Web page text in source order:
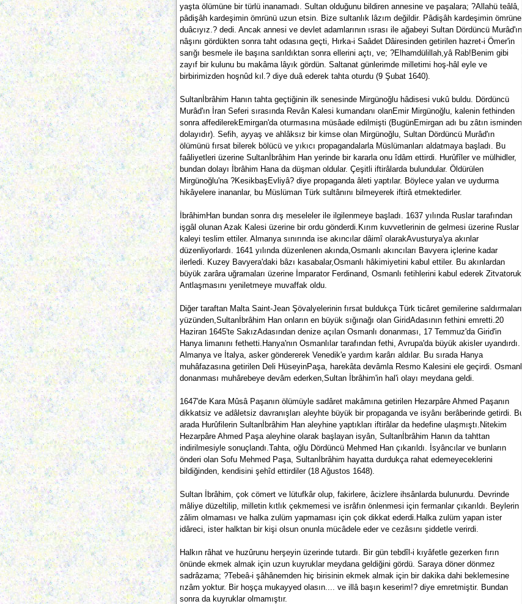
yaşta ölümüne bir türlü inanamadı. Sultan olduğunu bildiren annesine ve paşalara; ?Allahü teâlâ,
pâdişâh kardeşimin ömrünü uzun etsin. Bize sultanlık lâzım değildir. Pâdişâh kardeşimin ömrüne
duâcıyız.? dedi. Ancak annesi ve devlet adamlarının ısrası ile ağabeyi Sultan Dördüncü Murâd'ın
nâşını gördükten sonra taht odasına geçti, Hırka-i Saâdet Dâiresinden getirilen hazret-i Ömer'in
sarığı besmele ile başına sarıldıktan sonra ellerini açtı, ve; ?Elhamdülillah,yâ Rab!Benim gibi
zayıf bir kulunu bu makâma lâyık gördün. Saltanat günlerimde milletimi hoş-hâl eyle ve
birbirimizden hoşnûd kıl.? diye duâ ederek tahta oturdu (9 Şubat 1640).
Sultanİbrâhim Hanın tahta geçtiğinin ilk senesinde Mirgünoğlu hâdisesi vukû buldu. Dördüncü
Murâd'ın İran Seferi sırasında Revân Kalesi kumandanı olanEmir Mirgünoğlu, kalenin fethinden
sonra affedilerekEmirgan'da oturmasına müsâade edilmişti (BugünEmirgan adı bu zâtın isminden
dolayıdır). Sefih, ayyaş ve ahlâksız bir kimse olan Mirgünoğlu, Sultan Dördüncü Murâd'ın
ölümünü fırsat bilerek bölücü ve yıkıcı propagandalarla Müslümanları aldatmaya başladı. Bu
faâliyetleri üzerine Sultanİbrâhim Han yerinde bir kararla onu îdâm ettirdi. Hurûfîler ve mülhidler,
bundan dolayı İbrâhim Hana da düşman oldular. Çeşitli iftirâlarda bulundular. Öldürülen
Mirgünoğlu'na ?KesikbaşEvliyâ? diye propaganda âleti yaptılar. Böylece yalan ve uydurma
hikâyelere inananlar, bu Müslüman Türk sultânını bilmeyerek iftirâ etmektedirler.
İbrâhimHan bundan sonra dış meseleler ile ilgilenmeye başladı. 1637 yılında Ruslar tarafından
işgâl olunan Azak Kalesi üzerine bir ordu gönderdi.Kırım kuvvetlerinin de gelmesi üzerine Ruslar
kaleyi teslim ettiler. Almanya sınırında ise akıncılar dâimî olarakAvusturya'ya akınlar
düzenliyorlardı. 1641 yılında düzenlenen akında,Osmanlı akıncıları Bavyera içlerine kadar
ilerledi. Kuzey Bavyera'daki bâzı kasabalar,Osmanlı hâkimiyetini kabul ettiler. Bu akınlardan
büyük zarâra uğramaları üzerine İmparator Ferdinand, Osmanlı fetihlerini kabul ederek Zitvatoruk
Antlaşmasını yeniletmeye muvaffak oldu.
Diğer taraftan Malta Saint-Jean Şövalyelerinin fırsat buldukça Türk ticâret gemilerine saldırmaları
yüzünden,Sultanİbrâhim Han onların en büyük sığınağı olan GiridAdasının fethini emretti.20
Haziran 1645'te SakızAdasından denize açılan Osmanlı donanması, 17 Temmuz'da Girid'in
Hanya limanını fethetti.Hanya'nın Osmanlılar tarafından fethi, Avrupa'da büyük akisler uyandırdı.
Almanya ve İtalya, asker göndererek Venedik'e yardım karârı aldılar. Bu sırada Hanya
muhâfazasına getirilen Deli HüseyinPaşa, harekâta devâmla Resmo Kalesini ele geçirdi. Osmanlı
donanması muhârebeye devâm ederken,Sultan İbrâhim'in hal'i olayı meydana geldi.
1647'de Kara Mûsâ Paşanın ölümüyle sadâret makâmına getirilen Hezarpâre Ahmed Paşanın
dikkatsiz ve adâletsiz davranışları aleyhte büyük bir propaganda ve isyânı berâberinde getirdi. Bu
arada Hurûfilerin Sultanİbrâhim Han aleyhine yaptıkları iftirâlar da hedefine ulaşmıştı.Nitekim
Hezarpâre Ahmed Paşa aleyhine olarak başlayan isyân, Sultanİbrâhim Hanın da tahttan
indirilmesiyle sonuçlandı.Tahta, oğlu Dördüncü Mehmed Han çıkarıldı. İsyâncılar ve bunların
önderi olan Sofu Mehmed Paşa, Sultanİbrâhim hayatta durdukça rahat edemeyeceklerini
bildiğinden, kendisini şehîd ettirdiler (18 Ağustos 1648).
Sultan İbrâhim, çok cömert ve lütufkâr olup, fakirlere, âcizlere ihsânlarda bulunurdu. Devrinde
mâliye düzeltilip, milletin kıtlık çekmemesi ve isrâfın önlenmesi için fermanlar çıkarıldı. Beylerin
zâlim olmaması ve halka zulüm yapmaması için çok dikkat ederdi.Halka zulüm yapan ister
idâreci, ister halktan bir kişi olsun onunla mücâdele eder ve cezâsını şiddetle verirdi.
Halkın râhat ve huzûrunu herşeyin üzerinde tutardı. Bir gün tebdîl-i kıyâfetle gezerken fırın
önünde ekmek almak için uzun kuyruklar meydana geldiğini gördü. Saraya döner dönmez
sadrâzama; ?Tebeâ-i şâhânemden hiç birisinin ekmek almak için bir dakika dahi beklemesine
rızâm yoktur. Bir hoşça mukayyed olasın.... ve illâ başın keserim!? diye emretmiştir. Bundan
sonra da kuyruklar olmamıştır.